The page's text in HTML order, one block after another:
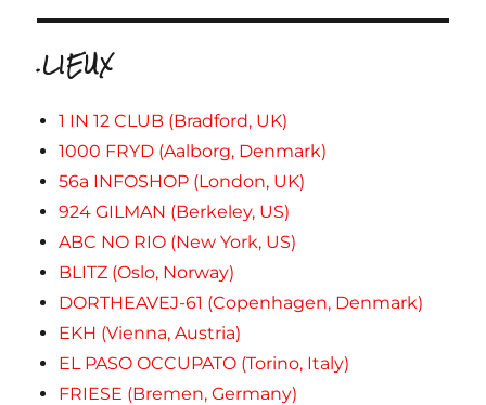
.LIEUX
1 IN 12 CLUB (Bradford, UK)
1000 FRYD (Aalborg, Denmark)
56a INFOSHOP (London, UK)
924 GILMAN (Berkeley, US)
ABC NO RIO (New York, US)
BLITZ (Oslo, Norway)
DORTHEAVEJ-61 (Copenhagen, Denmark)
EKH (Vienna, Austria)
EL PASO OCCUPATO (Torino, Italy)
FRIESE (Bremen, Germany)